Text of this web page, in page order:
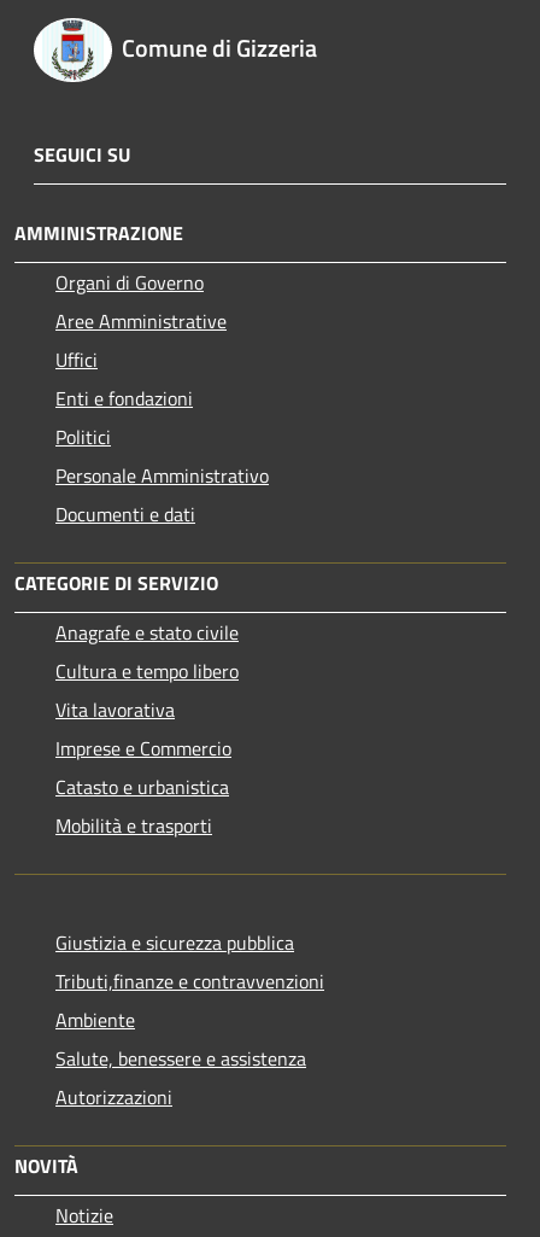
Comune di Gizzeria
SEGUICI SU
AMMINISTRAZIONE
Organi di Governo
Aree Amministrative
Uffici
Enti e fondazioni
Politici
Personale Amministrativo
Documenti e dati
CATEGORIE DI SERVIZIO
Anagrafe e stato civile
Cultura e tempo libero
Vita lavorativa
Imprese e Commercio
Catasto e urbanistica
Mobilità e trasporti
Giustizia e sicurezza pubblica
Tributi,finanze e contravvenzioni
Ambiente
Salute, benessere e assistenza
Autorizzazioni
NOVITÀ
Notizie